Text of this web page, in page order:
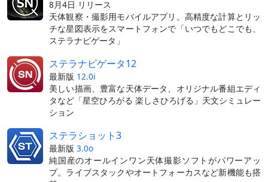
8月4日 リリース
天体観察・撮影用モバイルアプリ。高精度な計算とリッ
チな星図表示をスマートフォンで「いつでもどこでも、
ステラナビゲータ」
ステラナビゲータ12
最新版 12.0i
美しい描画、豊富な天体データ、オリジナル番組エディ
タなど「星空ひろがる 楽しさひろげる」天文シミュレー
ション
ステラショット3
最新版 3.0o
純国産のオールインワン天体撮影ソフトがパワーアッ
プ。ライブスタックやオートフォーカスなど新機能も搭